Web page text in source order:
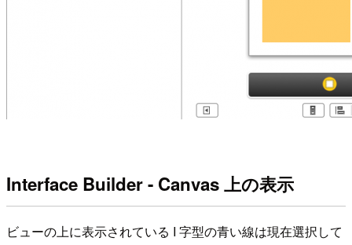
Interface Builder - Canvas 上の表示
ビューの上に表示されている I 字型の青い線は現在選択して